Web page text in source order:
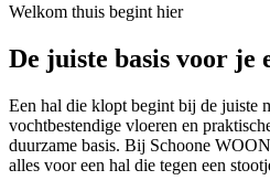
Welkom thuis begint hier
De juiste basis voor je
Een hal die klopt begint bij de juiste
vochtbestendige vloeren en
duurzame basis. Bij Schoone
alles voor een hal die tegen een